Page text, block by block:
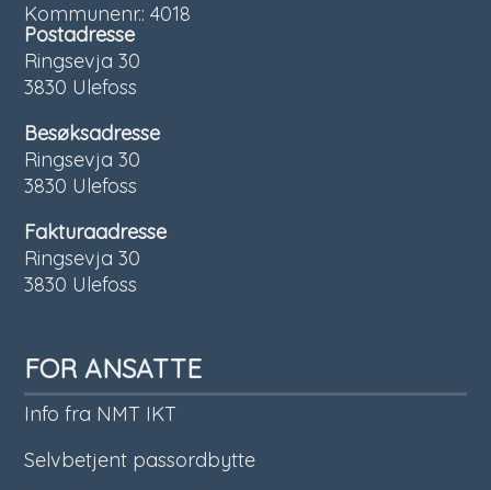
Kommunenr.: 4018
Postadresse
Ringsevja 30
3830 Ulefoss
Besøksadresse
Ringsevja 30
3830 Ulefoss
Fakturaadresse
Ringsevja 30
3830 Ulefoss
FOR ANSATTE
Info fra NMT IKT
Selvbetjent passordbytte